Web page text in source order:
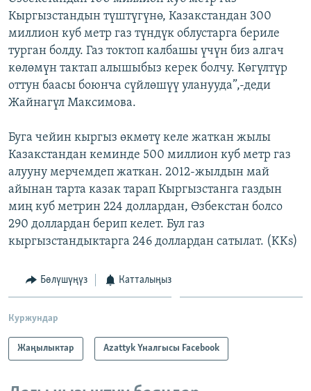
ЭЕ/АРнун бардык сайттары
Кыргызстандын түштүгүнө, Казакстандан 300
миллион куб метр газ түндүк облустарга бериле
турган болду. Газ токтоп калбашы үчүн биз алгач
көлөмүн тактап алышыбыз керек болчу. Көгүлтүр
оттун баасы боюнча сүйлөшүү уланууда”,-деди
Жайнагүл Максимова.
Буга чейин кыргыз өкмөтү келе жаткан жылы
Казакстандан кеминде 500 миллион куб метр газ
алууну мерчемдеп жаткан. 2012-жылдын май
айынан тарта казак тарап Кыргызстанга газдын
миң куб метрин 224 доллардан, Өзбекстан болсо
290 доллардан берип келет. Бул газ
кыргызстандыктарга 246 доллардан сатылат. (KKs)
Бөлүшүңүз Катталыңыз
Куржундар
Жаңылыктар Azattyk Үналгысы Facebook